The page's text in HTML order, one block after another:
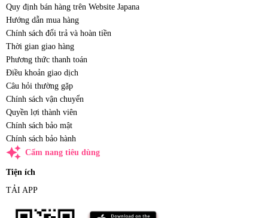
Quy định bán hàng trên Website Japana
Hướng dẫn mua hàng
Chính sách đổi trả và hoàn tiền
Thời gian giao hàng
Phương thức thanh toán
Điều khoản giao dịch
Câu hỏi thường gặp
Chính sách vận chuyển
Quyền lợi thành viên
Chính sách bảo mật
Chính sách bảo hành
auto_awesome Cẩm nang tiêu dùng
Tiện ích
TẢI APP